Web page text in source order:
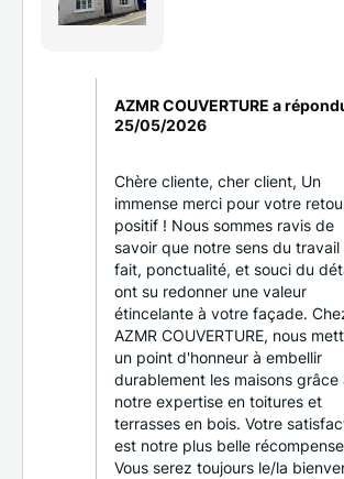
AZMR COUVERTURE a
25/05/2026
Chère cliente, cher client, Un
immense merci pour votre
positif ! Nous sommes ravis de
savoir que notre sens du travail
fait, ponctualité, et souci du
ont su redonner une valeur
étincelante à votre façade.
AZMR COUVERTURE, nous
un point d'honneur à embellir
durablement les maisons grâce
notre expertise en toitures et
terrasses en bois. Votre
est notre plus belle
Vous serez toujours le/la